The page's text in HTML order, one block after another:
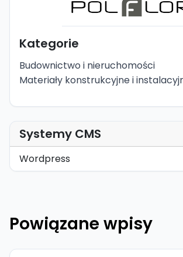
Kategorie
Budownictwo i nieruchomości
Materiały konstrukcyjne i
Systemy CMS
Wordpress
Powiązane wpisy